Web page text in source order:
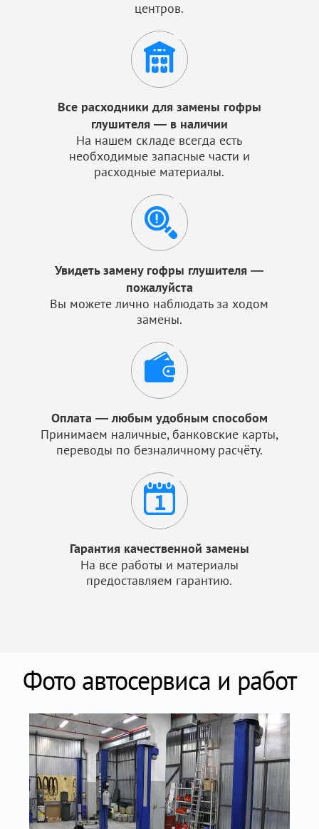
центров.
Все расходники для замены гофры
глушителя — в наличии
На нашем складе всегда есть
необходимые запасные части и
расходные материалы.
Увидеть замену гофры глушителя —
пожалуйста
Вы можете лично наблюдать за ходом
замены.
Оплата — любым удобным способом
Принимаем наличные, банковские карты,
переводы по безналичному расчёту.
Гарантия качественной замены
На все работы и материалы
предоставляем гарантию.
Фото автосервиса и работ